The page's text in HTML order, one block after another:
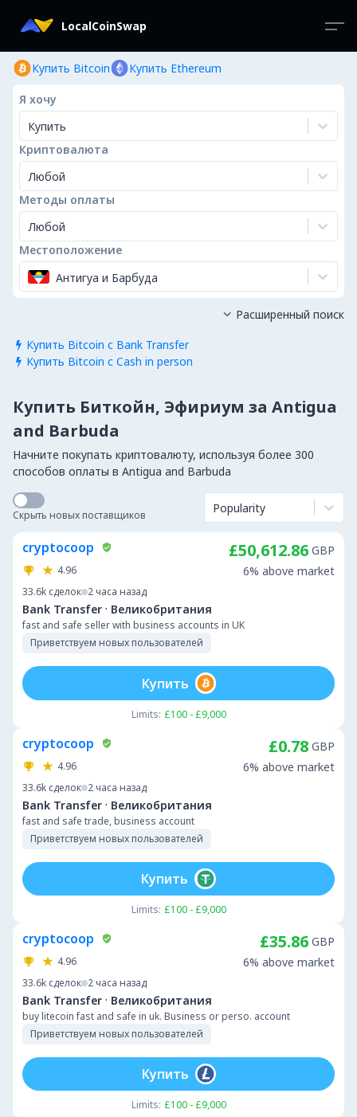
LocalCoinSwap
Купить Bitcoin Купить Ethereum
Я хочу
Купить
Криптовалюта
Любой
Методы оплаты
Любой
Местоположение
Антигуа и Барбуда
 Купить Bitcoin с Bank Transfer
 Купить Bitcoin с Cash in person
 Расширенный поиск
Купить Биткойн, Эфириум за Antigua
and Barbuda
Начните покупать криптовалюту, используя более 300
способов оплаты в Antigua and Barbuda
Скрыть новых поставщиков Popularity
cryptocoop
4.96
33.6k сделок 2 часа назад
Bank Transfer · Великобритания
fast and safe seller with business accounts in UK
Приветствуем новых пользователей
£50,612.86 GBP
6% above market
Limits: £100 - £9,000
Купить
cryptocoop
4.96
33.6k сделок 2 часа назад
Bank Transfer · Великобритания
fast and safe trade, business account
Приветствуем новых пользователей
£0.78 GBP
6% above market
Limits: £100 - £9,000
Купить
cryptocoop
4.96
33.6k сделок 2 часа назад
Bank Transfer · Великобритания
buy litecoin fast and safe in uk. Business or perso. account
Приветствуем новых пользователей
£35.86 GBP
6% above market
Limits: £100 - £9,000
Купить